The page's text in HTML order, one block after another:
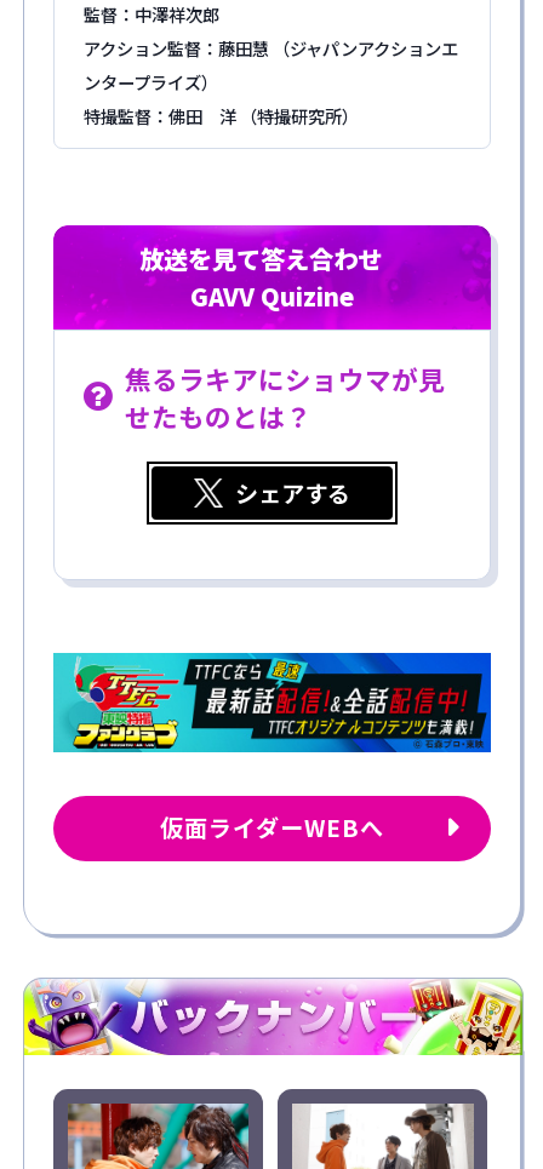
監督：中澤祥次郎
アクション監督：藤田慧
（ジャパンアクションエ
ンタープライズ）
特撮監督：佛田 洋 （特撮研究所）
放送を見て答え合わせ
GAVV Quizine
焦るラキアにショウマが見
せたものとは？
シェアする
仮面ライダーWEBへ